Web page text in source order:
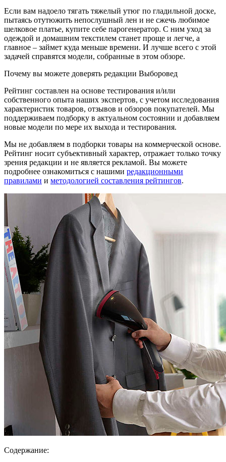
Если вам надоело тягать тяжелый утюг по гладильной доске,
пытаясь отутюжить непослушный лен и не сжечь любимое
шелковое платье, купите себе парогенератор. С ним уход за
одеждой и домашним текстилем станет проще и легче, а
главное – займет куда меньше времени. И лучше всего с этой
задачей справятся модели, собранные в этом обзоре.
Почему вы можете доверять редакции Выборовед
Рейтинг составлен на основе тестирования и/или
собственного опыта наших экспертов, с учетом исследования
характеристик товаров, отзывов и обзоров покупателей. Мы
поддерживаем подборку в актуальном состоянии и добавляем
новые модели по мере их выхода и тестирования.
Мы не добавляем в подборки товары на коммерческой основе.
Рейтинг носит субъективный характер, отражает только точку
зрения редакции и не является рекламой. Вы можете
подробнее ознакомиться с нашими редакционными
правилами и методологией составления рейтингов.
Содержание: